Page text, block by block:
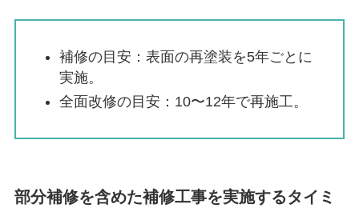
補修の目安：表面の再塗装を5年ごとに
実施。
全面改修の目安：10〜12年で再施工。
部分補修を含めた補修工事を実施するタイミ